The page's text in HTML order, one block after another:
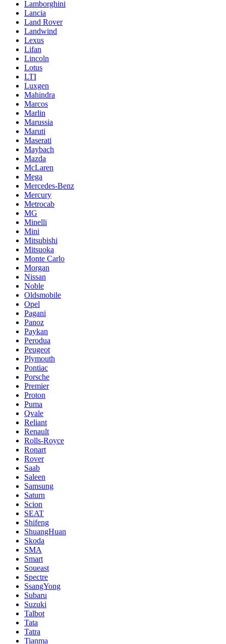
Lamborghini
Lancia
Land Rover
Landwind
Lexus
Lifan
Lincoln
Lotus
LTI
Luxgen
Mahindra
Marcos
Marlin
Marussia
Maruti
Maserati
Maybach
Mazda
McLaren
Mega
Mercedes-Benz
Mercury
Metrocab
MG
Minelli
Mini
Mitsubishi
Mitsuoka
Monte Carlo
Morgan
Nissan
Noble
Oldsmobile
Opel
Pagani
Panoz
Paykan
Perodua
Peugeot
Plymouth
Pontiac
Porsche
Premier
Proton
Puma
Qvale
Reliant
Renault
Rolls-Royce
Ronart
Rover
Saab
Saleen
Samsung
Saturn
Scion
SEAT
Shifeng
ShuangHuan
Skoda
SMA
Smart
Soueast
Spectre
SsangYong
Subaru
Suzuki
Talbot
Tata
Tatra
Tianma